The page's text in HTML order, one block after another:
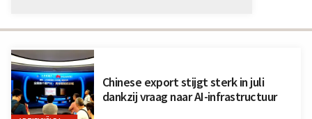
Chinese export stijgt sterk in juli
dankzij vraag naar AI-infrastructuur